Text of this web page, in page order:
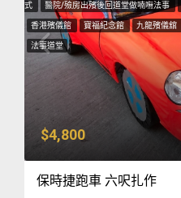
式 醫院/殮房出殯後回道堂做喃嘸法事
香港殯儀館 寶福紀念館 九龍殯儀舘
法事道堂
$4,800
保時捷跑車 六呎扎作